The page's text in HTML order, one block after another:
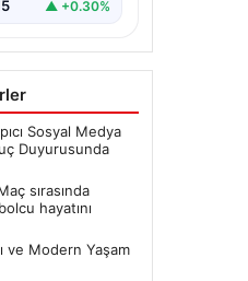
▲ +0.30%
Sosyal Medya
Duyurusunda
sırasında
hayatını
ve Modern Yaşam